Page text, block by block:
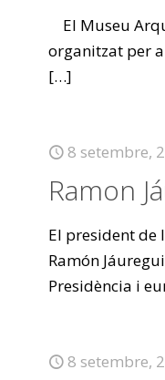
El Museu
organitzat per
[…]
8 setembre,
Ramon
El president de
Ramón
Presidència i
8 setembre,